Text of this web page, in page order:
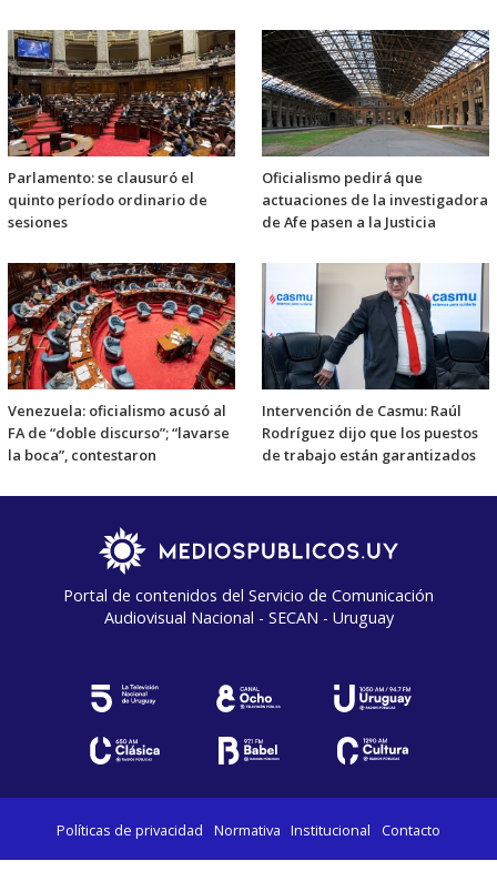
Parlamento: se clausuró el
quinto período ordinario de
sesiones
Oficialismo pedirá que
actuaciones de la investigadora
de Afe pasen a la Justicia
Venezuela: oficialismo acusó al
FA de “doble discurso”; “lavarse
la boca”, contestaron
Intervención de Casmu: Raúl
Rodríguez dijo que los puestos
de trabajo están garantizados
Portal de contenidos del Servicio de Comunicación
Audiovisual Nacional - SECAN - Uruguay
Políticas de privacidad Normativa Institucional Contacto